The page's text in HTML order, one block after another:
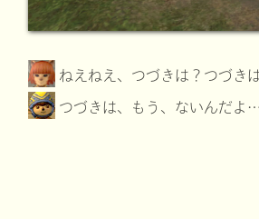
ねえねえ、つづきは？つづき
つづきは、もう、ないんだよ…